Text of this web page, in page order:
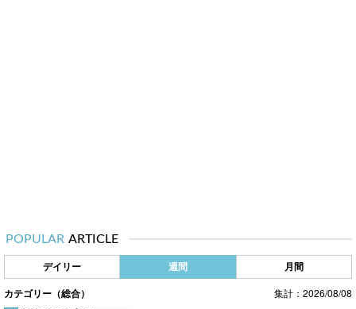
POPULAR ARTICLE
デイリー 週間 月間
カテゴリー（総合） 集計：2026/08/08